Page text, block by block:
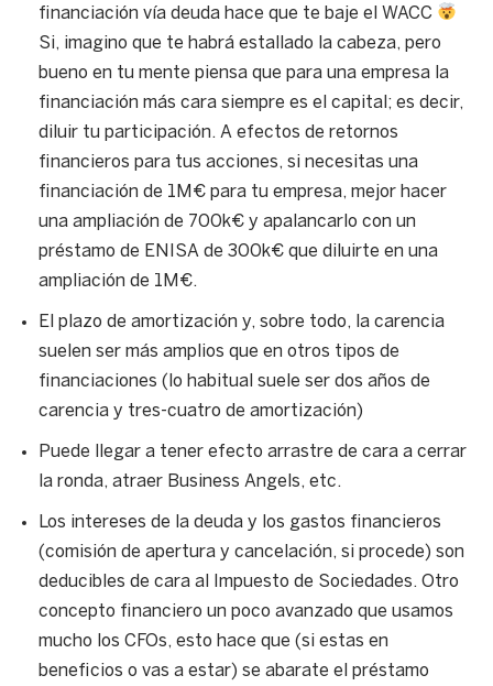
financiación vía deuda hace que te baje el WACC
Si, imagino que te habrá estallado la cabeza, pero
bueno en tu mente piensa que para una empresa la
financiación más cara siempre es el capital; es decir,
diluir tu participación. A efectos de retornos
financieros para tus acciones, si necesitas una
financiación de 1M€ para tu empresa, mejor hacer
una ampliación de 700k€ y apalancarlo con un
préstamo de ENISA de 300k€ que diluirte en una
ampliación de 1M€.
El plazo de amortización y, sobre todo, la carencia
suelen ser más amplios que en otros tipos de
financiaciones (lo habitual suele ser dos años de
carencia y tres-cuatro de amortización)
Puede llegar a tener efecto arrastre de cara a cerrar
la ronda, atraer Business Angels, etc.
Los intereses de la deuda y los gastos financieros
(comisión de apertura y cancelación, si procede) son
deducibles de cara al Impuesto de Sociedades. Otro
concepto financiero un poco avanzado que usamos
mucho los CFOs, esto hace que (si estas en
beneficios o vas a estar) se abarate el préstamo